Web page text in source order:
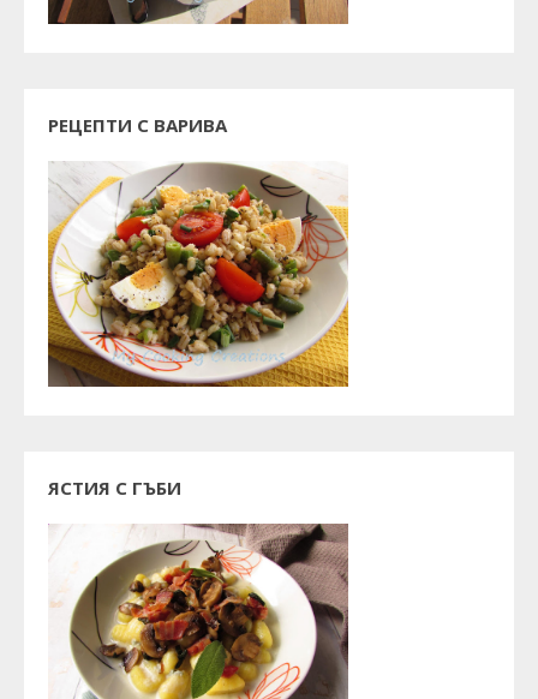
РЕЦЕПТИ С ВАРИВА
ЯСТИЯ С ГЪБИ